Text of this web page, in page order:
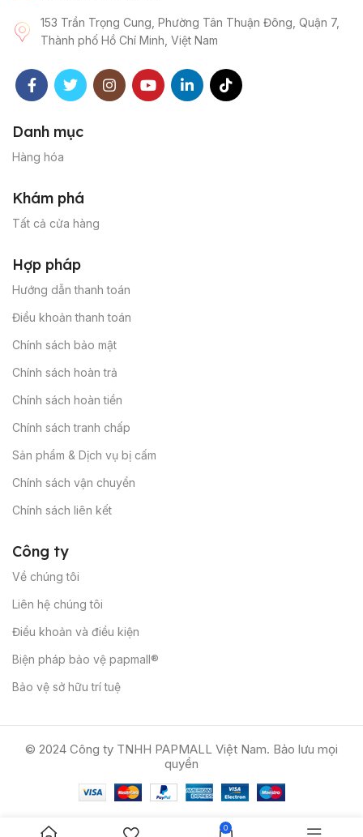
153 Trần Trọng Cung, Phường Tân Thuận Đông, Quận 7,
Thành phố Hồ Chí Minh, Việt Nam
Danh mục
Hàng hóa
Khám phá
Tất cả cửa hàng
Hợp pháp
Hướng dẫn thanh toán
Điều khoản thanh toán
Chính sách bảo mật
Chính sách hoàn trả
Chính sách hoàn tiền
Chính sách tranh chấp
Sản phẩm & Dịch vụ bị cấm
Chính sách vận chuyển
Chính sách liên kết
Công ty
Về chúng tôi
Liên hệ chúng tôi
Điều khoản và điều kiện
Biện pháp bảo vệ papmall®
Bảo vệ sở hữu trí tuệ
© 2024 Công ty TNHH PAPMALL Việt Nam. Bảo lưu mọi
quyền
0